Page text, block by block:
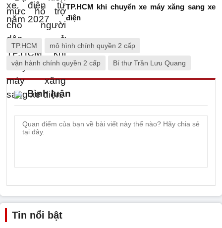
TP.HCM khi chuyển xe máy xăng sang xe
điện
TP.HCM mô hình chính quyền 2 cấp
vận hành chính quyền 2 cấp Bí thư Trần Lưu Quang
Bình luận
Tin nổi bật